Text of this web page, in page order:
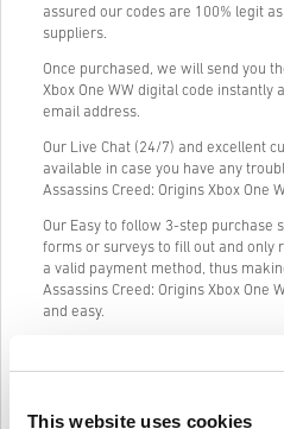
This website uses cookies
assured our codes are 100% legit
suppliers.
Once purchased, we will send you
Xbox One WW digital code instantly
email address.
Our Live Chat (24/7) and excellent
available in case you have any
Assassins Creed: Origins Xbox One
Our Easy to follow 3-step purchase
forms or surveys to fill out and only
a valid payment method, thus
Assassins Creed: Origins Xbox One
and easy.